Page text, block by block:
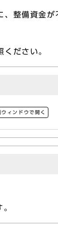
整備資金
ださい。
ウィンドウで開く